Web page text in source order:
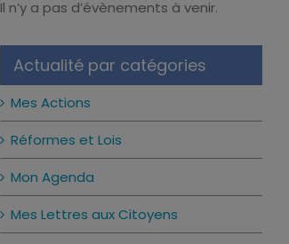
Notice
Il n’y a pas d’évènements à venir.
Actualité par catégories
Mes Actions
Réformes et Lois
Mon Agenda
Mes Lettres aux Citoyens